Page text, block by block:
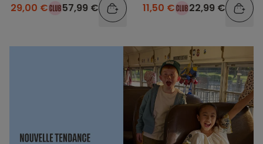
29,00 € 57,99 € 11,50 € 22,99 €